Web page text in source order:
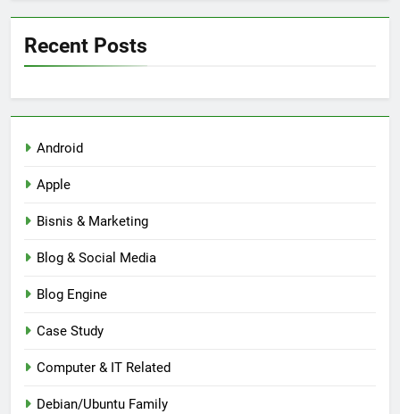
Recent Posts
Android
Apple
Bisnis & Marketing
Blog & Social Media
Blog Engine
Case Study
Computer & IT Related
Debian/Ubuntu Family